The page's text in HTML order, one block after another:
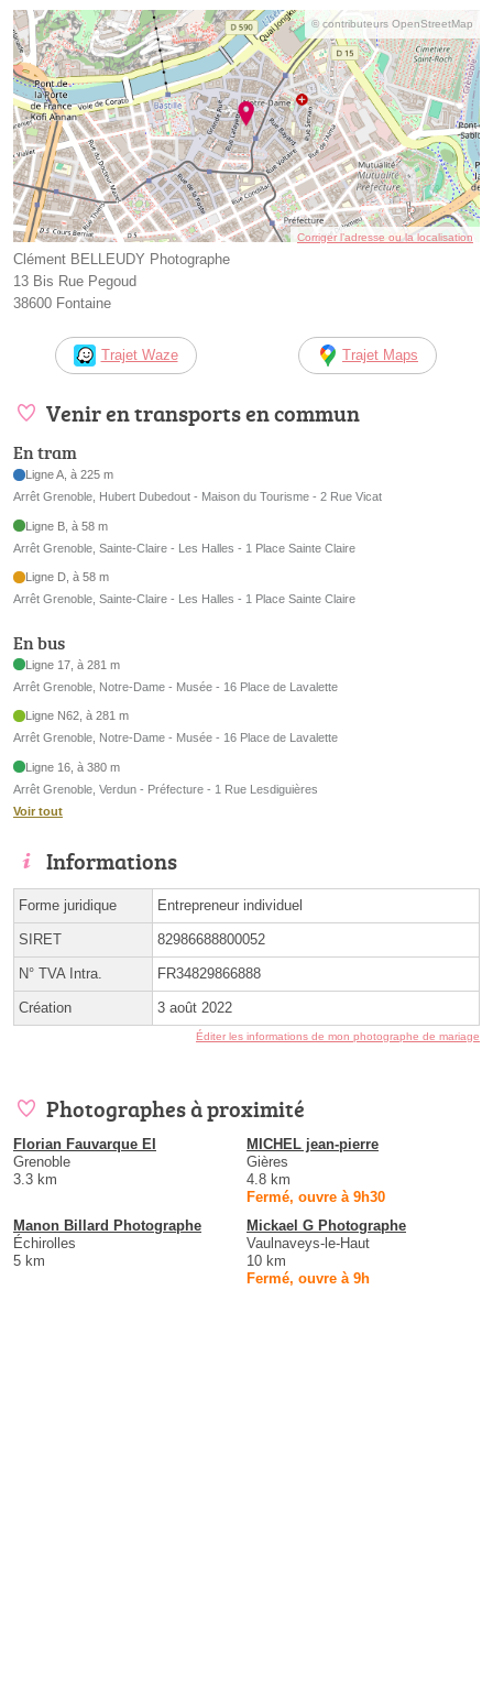
© contributeurs OpenStreetMap
Corriger l’adresse ou la localisation
Clément BELLEUDY Photographe
13 Bis Rue Pegoud
38600 Fontaine
Trajet Waze Trajet Maps
Venir en transports en commun
En tram
Ligne A, à 225 m
Arrêt Grenoble, Hubert Dubedout - Maison du Tourisme - 2 Rue Vicat
Ligne B, à 58 m
Arrêt Grenoble, Sainte-Claire - Les Halles - 1 Place Sainte Claire
Ligne D, à 58 m
Arrêt Grenoble, Sainte-Claire - Les Halles - 1 Place Sainte Claire
En bus
Ligne 17, à 281 m
Arrêt Grenoble, Notre-Dame - Musée - 16 Place de Lavalette
Ligne N62, à 281 m
Arrêt Grenoble, Notre-Dame - Musée - 16 Place de Lavalette
Ligne 16, à 380 m
Arrêt Grenoble, Verdun - Préfecture - 1 Rue Lesdiguières
Voir tout
Informations
Forme juridique Entrepreneur individuel
SIRET 82986688800052
N° TVA Intra. FR34829866888
Création 3 août 2022
Éditer les informations de mon photographe de mariage
Photographes à proximité
Florian Fauvarque EI
Grenoble
3.3 km
MICHEL jean-pierre
Gières
4.8 km
Fermé, ouvre à 9h30
Manon Billard Photographe
Échirolles
5 km
Mickael G Photographe
Vaulnaveys-le-Haut
10 km
Fermé, ouvre à 9h